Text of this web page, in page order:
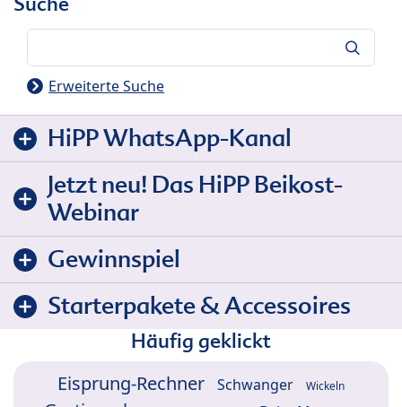
Erweiterte Suche
HiPP WhatsApp-Kanal
Jetzt neu! Das HiPP Beikost-
Webinar
Gewinnspiel
Starterpakete & Accessoires
Häufig geklickt
Eisprung-Rechner Schwanger Wickeln